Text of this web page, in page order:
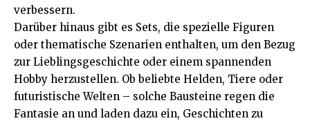
verbessern.
Darüber hinaus gibt es Sets, die spezielle Figuren
oder thematische Szenarien enthalten, um den Bezug
zur Lieblingsgeschichte oder einem spannenden
Hobby herzustellen. Ob beliebte Helden, Tiere oder
futuristische Welten – solche Bausteine regen die
Fantasie an und laden dazu ein, Geschichten zu